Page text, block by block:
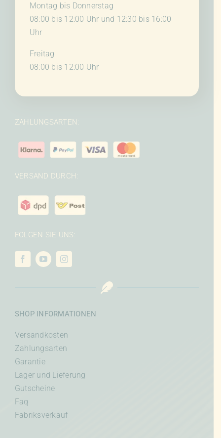
Montag bis Donnerstag
08:00 bis 12:00 Uhr und 12:30 bis 16:00
Uhr
Freitag
08:00 bis 12:00 Uhr
ZAHLUNGSARTEN:
VERSAND DURCH:
FOLGEN SIE UNS:
SHOP INFORMATIONEN
Versandkosten
Zahlungsarten
Garantie
Lager und Lieferung
Gutscheine
Faq
Fabriksverkauf